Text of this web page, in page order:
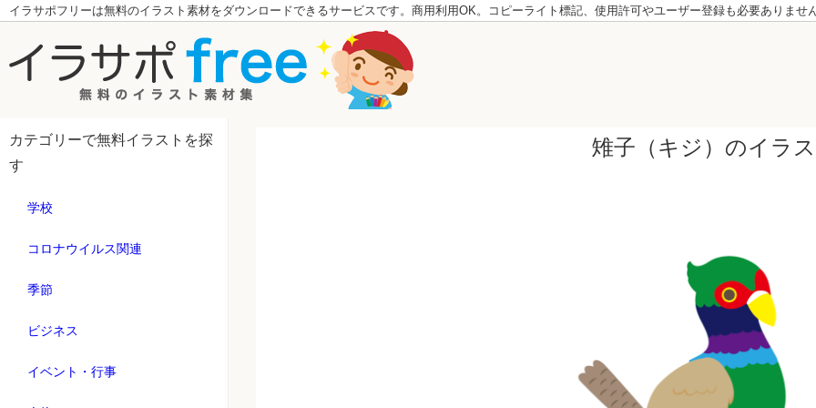
イラサポフリーは無料のイラスト素材をダウンロードできるサービスです。商用利用OK。コピーライト標記、使用許可やユーザー登録も必要ありません
カテゴリーで無料イラストを探
す
学校
コロナウイルス関連
季節
ビジネス
イベント・行事
雉子（キジ）のイラス